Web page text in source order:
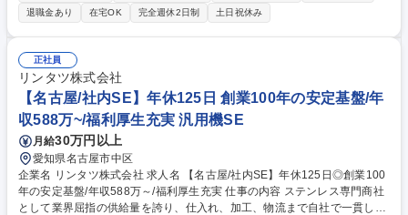
開後、発注先選定や価格査定・交渉を進めていただくイメージです。 【具
体的な業務内容】◎発注先選定 ◎価格査定・交渉・決定 ◎サプライヤと
の協働原価低減活動 ◎購買戦略立案 ◎新規サプライヤ発掘 など 【対象製
品】発電機部材(プレス板金・大型製缶、ゴム樹脂、機械加工、電装品な
ど) 【働き方】在宅勤務可能で残業は全社平均19時間程度です。ご家族の
付き添いが必要な際など、急遽有給取得も可能！平均有給取得日数は10.3
日で仕事とプライベートを切り替えた働き方が実現できます。 募集職種
【尼崎】購買＜発電機部材＞年間休日127日/在宅勤務可(週2～3回)/ヤンマ
ーG
退職金あり
在宅OK 完全週休2日制 土日祝休み
正社員
リンタツ株式会社
【名古屋/社内SE】年休125日 創業100年の安定基盤/年
収588万~/福利厚生充実 汎用機SE
月給30万円以上
愛知県名古屋市中区
企業名 リンタツ株式会社 求人名 【名古屋/社内SE】年休125日◎創業100
年の安定基盤/年収588万～/福利厚生充実 仕事の内容 ステンレス専門商社
として業界屈指の供給量を誇り、仕入れ、加工、物流まで自社で一貫して